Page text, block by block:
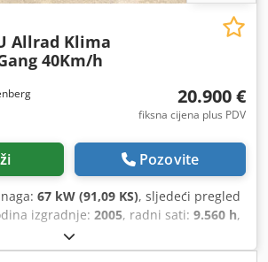
Allrad Klima
40Km/h
20.900 €
fiksna cijena plus PDV
Pozovite
67 kW (91,09 KS), sljedeći pregled
izgradnje: 2005, radni sati: 9.560 h,
uređaj, pogon na sve točkove